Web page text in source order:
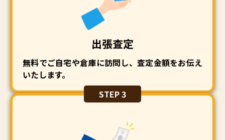
出張査定
無料でご自宅や倉庫に訪問し、査定金額をお伝え
いたします。
STEP 3